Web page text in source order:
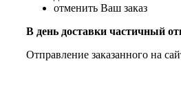
отменить Ваш заказ
В день доставки частичный
Отправление заказанного на